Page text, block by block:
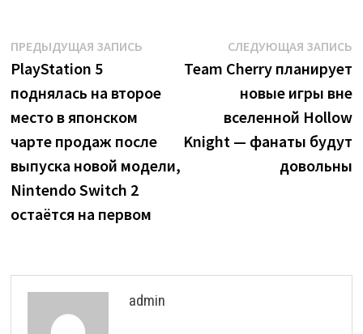
Навигация
по
записям
ПРЕДЫДУЩАЯ ЗАПИСЬПредыдущая
запись:
PlayStation 5
поднялась на второе
место в японском
чарте продаж после
выпуска новой модели,
Nintendo Switch 2
остаётся на первом
СЛЕДУЮЩАЯ ЗАПИСЬ
Team Cherry планирует
новые игры вне
вселенной Hollow
Knight — фанаты будут
довольны
admin